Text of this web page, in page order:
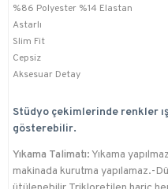
%86 Polyester %14 Elastan
Astarlı
Slim Fit
Cepsiz
Aksesuar Detay
Stüdyo çekimlerinde renkler
gösterebilir.
Yıkama Talimatı:Yıkama
makinada kurutma yapılamaz.-